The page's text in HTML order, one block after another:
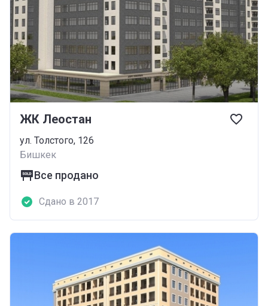
ЖК Леостан
ул. Толстого, 126
Бишкек
Все продано
Сдано в 2017